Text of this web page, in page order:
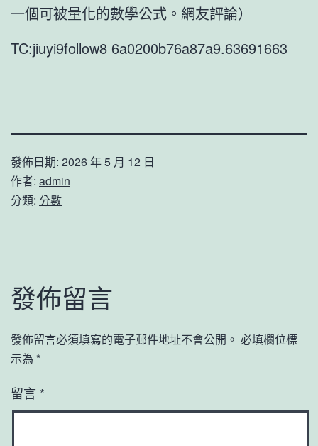
一個可被量化的數學公式。網友評論）
TC:jiuyi9follow8 6a0200b76a87a9.63691663
發佈日期: 2026 年 5 月 12 日
作者: admin
分類: 分數
發佈留言
發佈留言必須填寫的電子郵件地址不會公開。 必填欄位標
示為 *
留言 *